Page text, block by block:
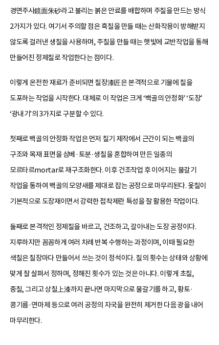
경면주사鏡面朱砂라고 불리는 붉은 안료를 배합하며 주칠을 만드는 방식
2가지가 있다. 여기서 주의할 점은 흑칠을 만들 때는 산화작용이 방해받지
않도록 걸러낸 생칠을 사용하며, 주칠을 만들 때는 햇빛에 교반작업을 통해
만들어진 정제칠로 작업한다는 점이다.
이렇게 온전한 재료가 준비되면 칠장漆匠은 본격적으로 기물에 칠을
도포하는 작업을 시작한다. 대체로 이 작업은 크게 ‘백골의 안정화’ ‘도장’
‘광내기’의 3가지로 구분할 수 있다.
첫째로 백골의 안정화 작업은 먼저 칠기 제작에서 근간이 되는 백골의
구조와 목재 표면을 삼베·토분·생칠을 혼합하여 만든 일종의
모르타르mortar로 재구조화한다. 이후 건조작업 후 이어지는 물갈기
작업을 통하여 백골의 모양새를 제대로 잡는 공정으로 마무리된다. 옻칠이
기본적으로 도장재이면서 강력한 접착제란 특성을 잘 활용한 작업이다.
둘째로 본격적인 정제칠을 바르고, 건조하고, 갈아내는 도장 공정이다.
지루하지만 꼼꼼하게 여러 차례 반복 수행하는 과정이며, 이때 필요한
색칠은 칠장마다 만들어서 쓰는 것이 정석이다. 칠의 횟수는 상태와 상황에
맞게 잘 살펴서 정하며, 정해진 횟수가 있는 것은 아니다. 이렇게 초칠,
중칠, 그리고 상칠上漆까지 끝나면 마지막으로 물갈기를 하고, 황토·
콩기름·연마제 등으로 여러 공정의 자국을 완전히 제거한 다음 광을 내어
마무리한다.